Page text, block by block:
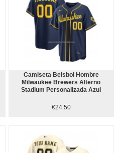
Camiseta Beisbol Hombre
Milwaukee Brewers Alterno
Stadium Personalizada Azul
€24.50